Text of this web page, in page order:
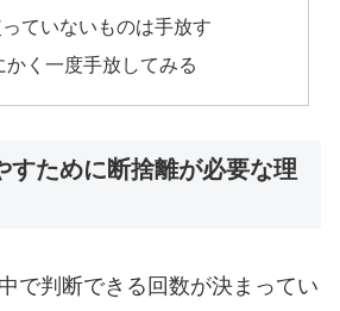
ていないものは手放す
かく一度手放してみる
すために断捨離が必要な理
で判断できる回数が決まってい